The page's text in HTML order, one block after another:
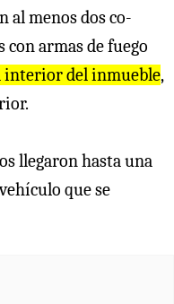
al menos dos co-
armas de fuego
interior del inmueble,
llegaron hasta una
que se